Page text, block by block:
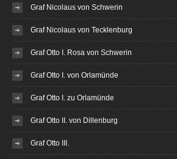
Graf Nicolaus von Schwerin
Graf Nicolaus von Tecklenburg
Graf Otto I. Rosa von Schwerin
Graf Otto I. von Orlamünde
Graf Otto I. zu Orlamünde
Graf Otto II. von Dillenburg
Graf Otto III.